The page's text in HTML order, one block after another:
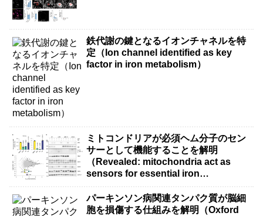
鉄代謝の鍵となるイオンチャネルを特
定（Ion channel identified as key
factor in iron metabolism）
ミトコンドリアが必須ヘム分子のセン
サーとして機能することを解明
（Revealed: mitochondria act as
sensors for essential iron
パーキンソン病関連タンパク質が脳細
胞を損傷する仕組みを解明（Oxford